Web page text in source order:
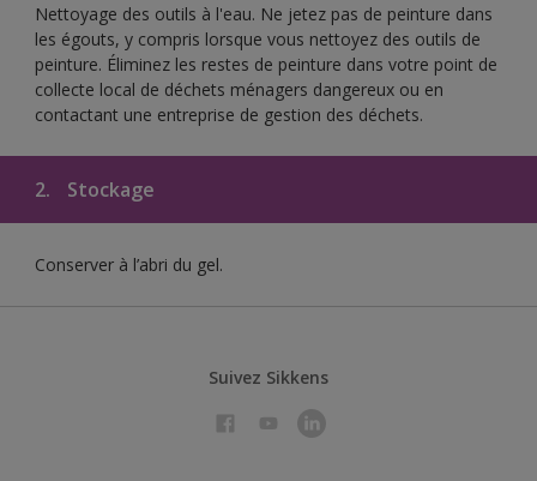
Nettoyage des outils à l'eau. Ne jetez pas de peinture dans
les égouts, y compris lorsque vous nettoyez des outils de
peinture. Éliminez les restes de peinture dans votre point de
collecte local de déchets ménagers dangereux ou en
contactant une entreprise de gestion des déchets.
2. Stockage
Conserver à l’abri du gel.
Suivez Sikkens